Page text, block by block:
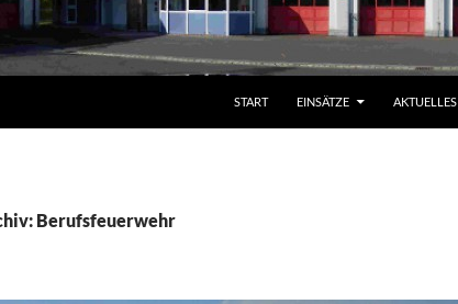
START EINSÄTZE AKTUELLES
Berufsfeuerwehr